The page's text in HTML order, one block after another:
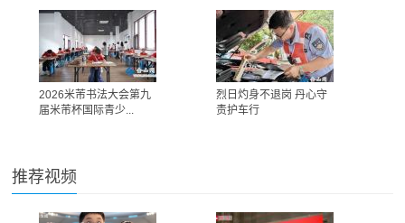
2026米芾书法大会第九
届米芾杯国际青少...
烈日灼身不退岗 丹心守
责护车行
推荐视频